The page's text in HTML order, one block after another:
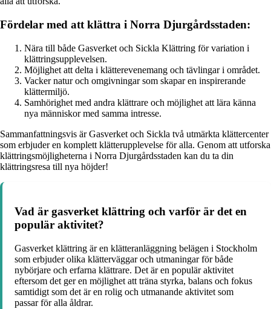
Fördelar med att klättra i Norra Djurgårdsstaden:
Nära till både Gasverket och Sickla Klättring för variation i
klättringsupplevelsen.
Möjlighet att delta i klätterevenemang och tävlingar i området.
Vacker natur och omgivningar som skapar en inspirerande
klättermiljö.
Samhörighet med andra klättrare och möjlighet att lära känna
nya människor med samma intresse.
Sammanfattningsvis är Gasverket och Sickla två utmärkta klättercenter
som erbjuder en komplett klätterupplevelse för alla. Genom att utforska
klättringsmöjligheterna i Norra Djurgårdsstaden kan du ta din
klättringsresa till nya höjder!
Vad är gasverket klättring och varför är det en
populär aktivitet?
Gasverket klättring är en klätteranläggning belägen i Stockholm
som erbjuder olika klätterväggar och utmaningar för både
nybörjare och erfarna klättrare. Det är en populär aktivitet
eftersom det ger en möjlighet att träna styrka, balans och fokus
samtidigt som det är en rolig och utmanande aktivitet som
passar för alla åldrar.